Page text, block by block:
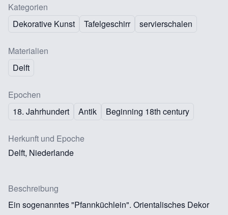
Kategorien
Dekorative Kunst
Tafelgeschirr servierschalen
Materialien
Delft
Epochen
18. Jahrhundert
Antik Beginning 18th century
Herkunft und Epoche
Delft, Niederlande
Beschreibung
Ein sogenanntes "Pfannküchlein". Orientalisches Dekor